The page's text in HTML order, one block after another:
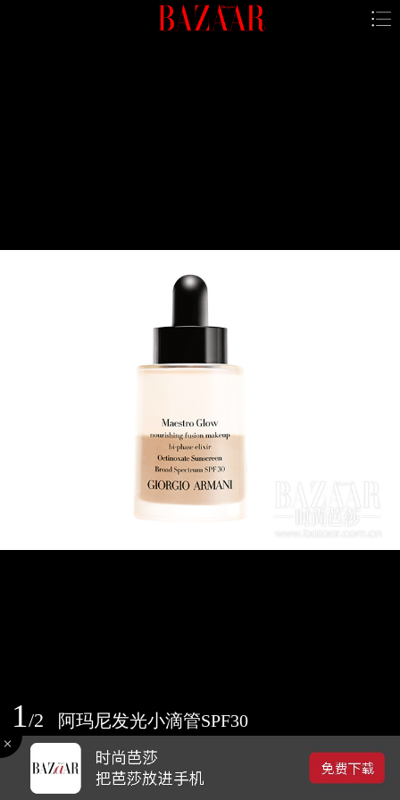
1/2 阿玛尼发光小滴管SPF30
2016-06-27 17:00
0